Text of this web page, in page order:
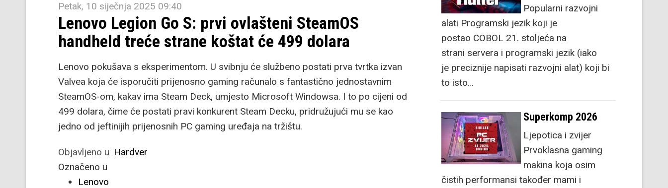
Petak, 10 siječnja 2025 09:40
Lenovo Legion Go S: prvi ovlašteni SteamOS
handheld treće strane koštat će 499 dolara
Lenovo pokušava s eksperimentom. U svibnju će službeno postati prva tvrtka izvan
Valvea koja će isporučiti prijenosno gaming računalo s fantastično jednostavnim
SteamOS-om, kakav ima Steam Deck, umjesto Microsoft Windowsa. I to po cijeni od
499 dolara, čime će postati pravi konkurent Steam Decku, pridružujući mu se kao
jedno od jeftinijih prijenosnih PC gaming uređaja na tržištu.
Objavljeno u Hardver
Označeno u
Lenovo
Popularni razvojni
alati Programski jezik koji je
postao COBOL 21. stoljeća na
strani servera i programski jezik (iako
je preciznije napisati razvojni alat) koji bi
to isto…
Superkomp 2026
Ljepotica i zvijer
Prvoklasna gaming
makina koja osim
čistih performansi također mami i